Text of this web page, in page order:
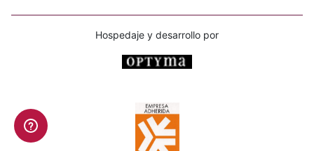
Hospedaje y desarrollo por